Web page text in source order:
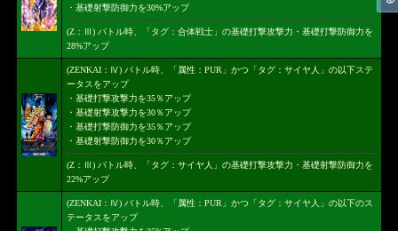
・基礎射撃防御力を30%アップ
(Z：Ⅲ) バトル時、「タグ：合体戦士」の基礎打撃攻撃力・基礎打撃防御力を
28%アップ
(ZENKAI：Ⅳ) バトル時、「属性：PUR」かつ「タグ：サイヤ人」の以下ステ
ータスをアップ
・基礎打撃攻撃力を35％アップ
・基礎射撃攻撃力を30％アップ
・基礎打撃防御力を35％アップ
・基礎射撃防御力を30％アップ
(Z：Ⅲ) バトル時、「タグ：サイヤ人」の基礎打撃攻撃力・基礎射撃防御力を
22%アップ
(ZENKAI：Ⅳ) バトル時、「属性：PUR」かつ「タグ：サイヤ人」の以下のス
テータスをアップ